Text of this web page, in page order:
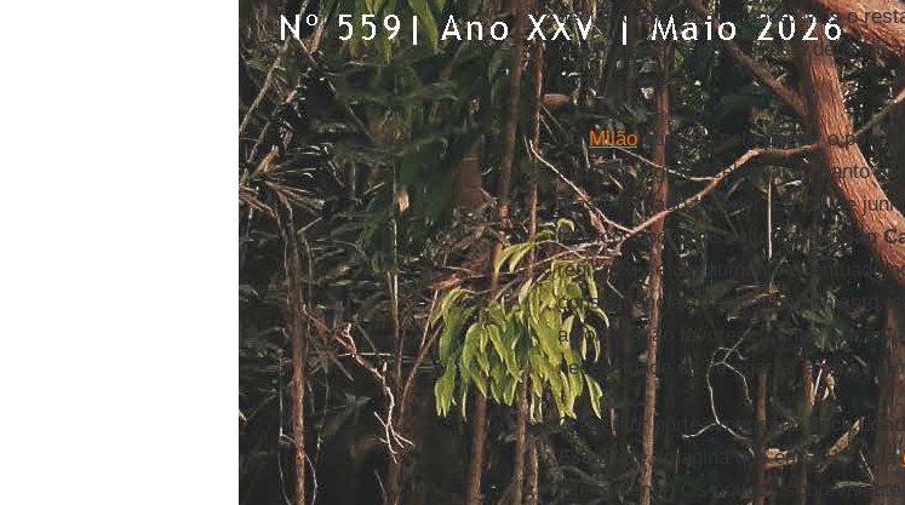
decisivo em seu romance. Mas o
das massas, a persistência de
popular no erro.
NaMilãoatingida pelapeste, o povo
implorar a graça celestial. O santo
mas é forçado a ceder. Em 11 de
músicos, povo, as relíquias deSão
registrou-se um aumento acentuado
consequências trágicas, no entanto,
aglomeração favoreceu, mas à ação
necessidade de se agarrar a uma
O escritor norte-americano Jack
Escarlate, imagina que em 2013 uma
inteiramente. Os poucos